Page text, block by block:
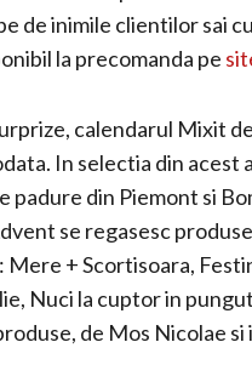
de inimile clientilor sai
la precomanda pe
calendarul Mixit
In selectia din acest
padure din Piemont si
se regasesc
+ Scortisoara,
Nuci la cuptor in
de Mos Nicolae